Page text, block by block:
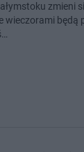
zmieni
będą